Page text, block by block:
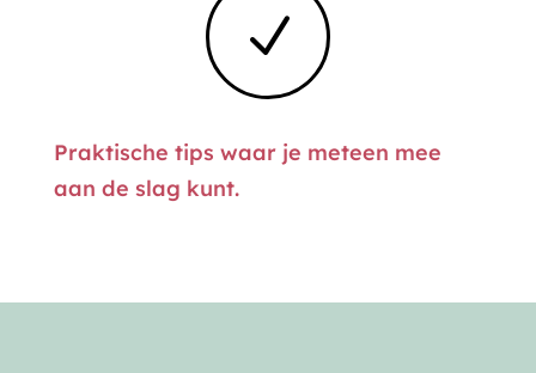
N
Praktische tips waar je meteen mee
aan de slag kunt.